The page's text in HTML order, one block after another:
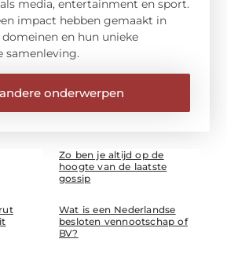
media, entertainment en sport.
impact hebben gemaakt in
en hun unieke
samenleving.
onderwerpen
Zo ben je altijd op de
hoogte van de laatste
gossip
Wat is een Nederlandse
besloten vennootschap of
BV?